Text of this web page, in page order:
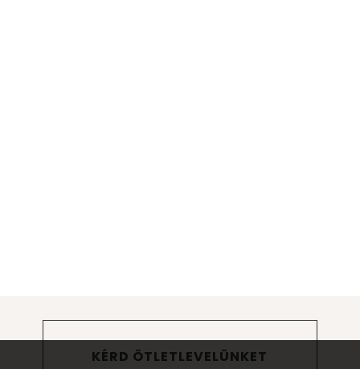
KÉRD ÖTLETLEVELÜNKET